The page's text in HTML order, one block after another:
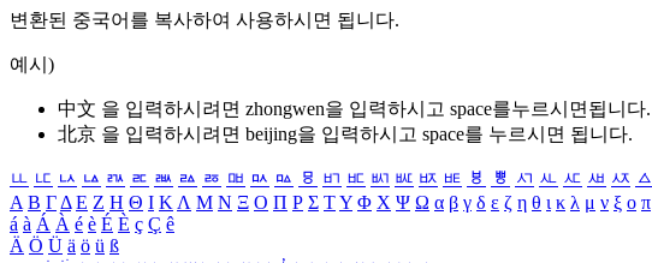
변환된 중국어를 복사하여 사용하시면 됩니다.
예시)
中文 을 입력하시려면 zhongwen을 입력하시고 space를누르시면됩니다.
北京 을 입력하시려면 beijing을 입력하시고 space를 누르시면 됩니다.
ㅥ ㅦ ㅧ ㅨ ㅩ ㅪ ㅫ ㅬ ㅭ ㅮ ㅯ ㅰ ㅱ ㅲ ㅳ ㅴ ㅵ ㅶ ㅷ ㅸ ㅹ ㅺ ㅻ ㅼ ㅽ ㅾ ㅿ
Α Β ΓΔ Ε Ζ Η Θ Ι ΚΛ Μ Ν Ξ Ο Π Ρ Σ ΤΥ Φ Χ Ψ Ω α β γ δ ε ζ η θ ι κ λ μ ν ξ ο π
á à Á À é è É È ç Ç ê
Ä Ö Ü ä ö ü ß